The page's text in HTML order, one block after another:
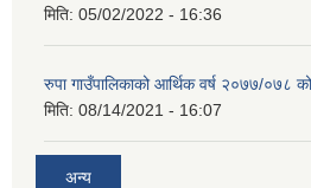
मिति: 05/02/2022 - 16:36
रुपा गाउँपालिकाको आर्थिक वर्ष २०७७/०७८ को
मिति: 08/14/2021 - 16:07
अन्य